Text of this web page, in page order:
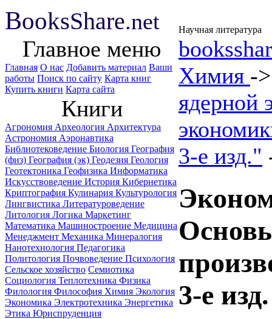
BooksShare.net Научная литература
Главное меню
Главная О нас Добавить материал Ваши
работы Поиск по сайту Карта книг
Купить книги Карта сайта
Книги
Агрономия Археология Архитектура
Астрономия Аэронавтика
Библиотековедение Биология География
(физ) География (эк) Геодезия Геология
Геотектоника Геофизика Информатика
Искусствоведение История Кибернетика
Криптография Кулинария Культурология
Лингвистика Литературоведение
Литология Логика Маркетинг
Математика Машиностроение Медицина
Менеджмент Механика Минералогия
Нанотехнология Педагогика
Политология Почвоведение Психология
Сельское хозяйство Семиотика
Социология Теплотехника Физика
Филология Философия Химия Экология
Экономика Электротехника Энергетика
Этика Юриспруденция
Химия -
ядерной
3-е изд."
3-е